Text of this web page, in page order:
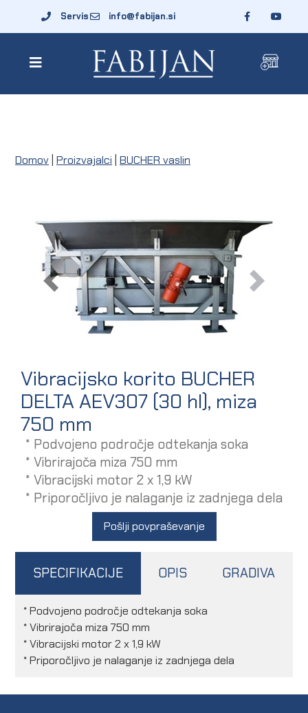
Servis info@fabijan.si
Domov Proizvajalci BUCHER vaslin
Vibracijsko korito BUCHER
DELTA AEV307 (30 hl), miza
750 mm
* Podvojeno področje odtekanja soka
* Vibrirajoča miza 750 mm
* Vibracijski motor 2 x 1,9 kW
* Priporočljivo je nalaganje iz zadnjega dela
Pošlji povpraševanje
SPECIFIKACIJE OPIS GRADIVA
* Podvojeno področje odtekanja soka
* Vibrirajoča miza 750 mm
* Vibracijski motor 2 x 1,9 kW
* Priporočljivo je nalaganje iz zadnjega dela